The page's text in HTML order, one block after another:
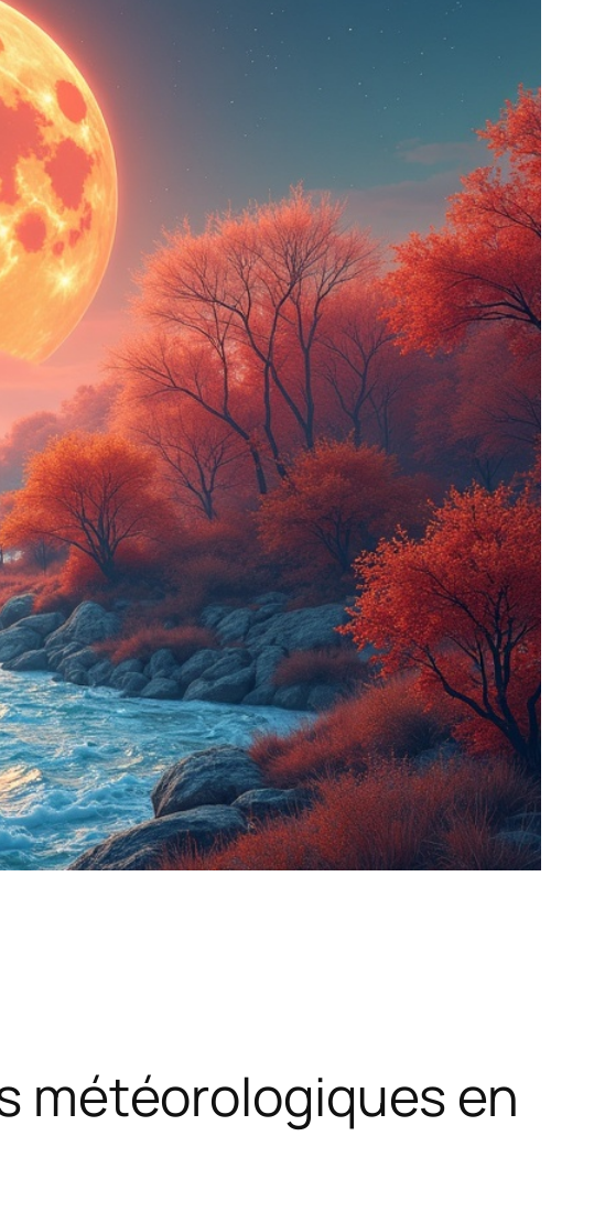
météorologiques en